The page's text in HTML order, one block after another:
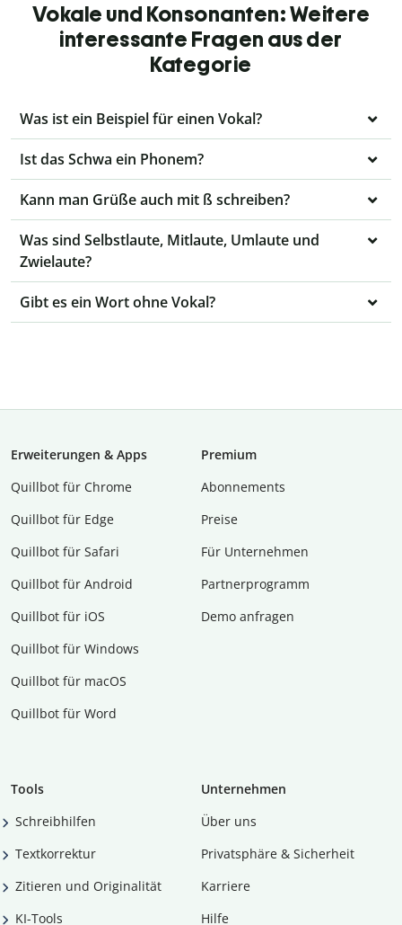
Vokale und Konsonanten: Weitere
interessante Fragen aus der
Kategorie
Was ist ein Beispiel für einen Vokal?
Ist das Schwa ein Phonem?
Kann man Grüße auch mit ß schreiben?
Was sind Selbstlaute, Mitlaute, Umlaute und
Zwielaute?
Gibt es ein Wort ohne Vokal?
Erweiterungen & Apps
Quillbot für Chrome
Quillbot für Edge
Quillbot für Safari
Quillbot für Android
Quillbot für iOS
Quillbot für Windows
Quillbot für macOS
Quillbot für Word
Premium
Abon­ne­ments
Preise
Für Unternehmen
Partnerprogramm
Demo anfragen
Tools
Schreibhilfen
Textkorrektur
Zitieren und Originalität
KI-Tools
Unternehmen
Über uns
Privatsphäre & Sicherheit
Karriere
Hilfe